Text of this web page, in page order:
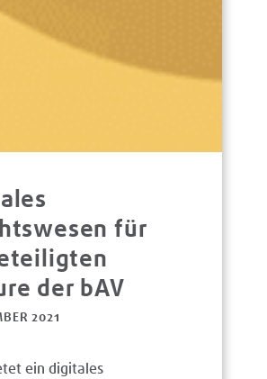
für
der bAV
2021
ein digitales